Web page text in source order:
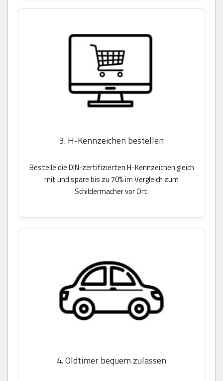
3. H-Kennzeichen bestellen
Bestelle die DIN-zertifizierten H-Kennzeichen gleich
mit und spare bis zu 70% im Vergleich zum
Schildermacher vor Ort.
4. Oldtimer bequem zulassen